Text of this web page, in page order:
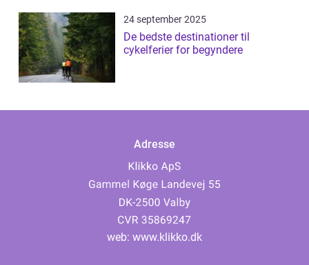
24 september 2025
De bedste destinationer til
cykelferier for begyndere
Adresse
web: www.klikko.dk